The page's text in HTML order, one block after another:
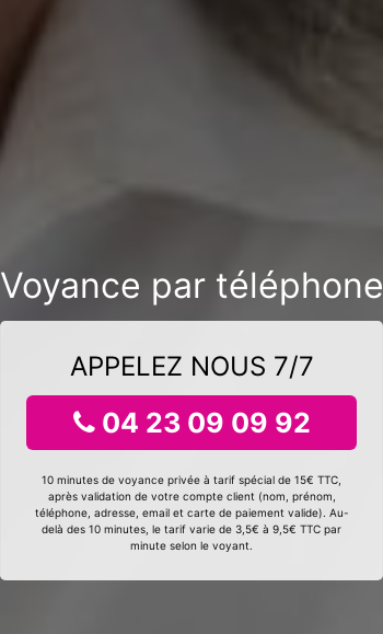
Voyance par téléphone
APPELEZ NOUS 7/7
04 23 09 09 92
10 minutes de voyance privée à tarif spécial de 15€ TTC,
après validation de votre compte client (nom, prénom,
téléphone, adresse, email et carte de paiement valide). Au-
delà des 10 minutes, le tarif varie de 3,5€ à 9,5€ TTC par
minute selon le voyant.